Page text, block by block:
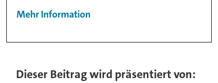
Mehr Information
Dieser Beitrag wird präsentiert von: